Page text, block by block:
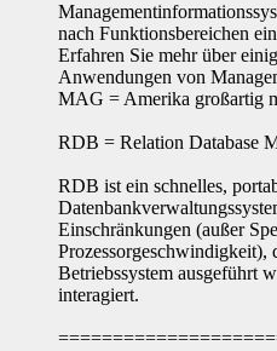
nach Funktionsbereichen
Erfahren Sie mehr über
Anwendungen von
MAG = Amerika großartig
RDB = Relation Database
RDB ist ein schnelles,
Einschränkungen (außer
Betriebssystem ausgeführt
interagiert.